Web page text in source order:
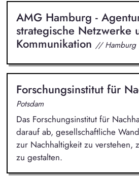
AMG Hamburg -
strategische Netzwerke
Kommunikation // Hamburg
Forschungsinstitut für
Potsdam
Das Forschungsinstitut für
darauf ab, gesellschaftliche
zur Nachhaltigkeit zu verstehen,
zu gestalten.